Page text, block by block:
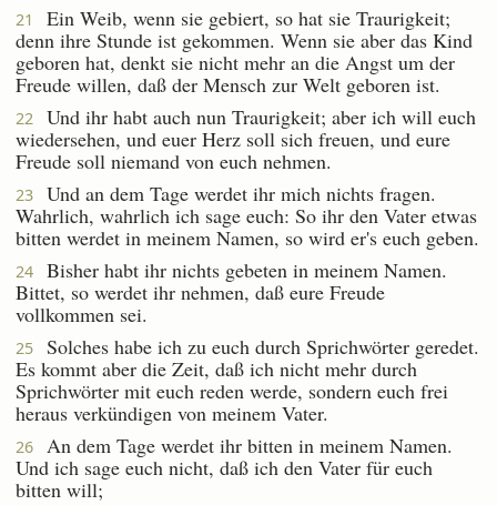
21
Ein Weib, wenn sie gebiert, so hat sie Traurigkeit;
denn ihre Stunde ist gekommen. Wenn sie aber das Kind
geboren hat, denkt sie nicht mehr an die Angst um der
Freude willen, daß der Mensch zur Welt geboren ist.
22
Und ihr habt auch nun Traurigkeit; aber ich will euch
wiedersehen, und euer Herz soll sich freuen, und eure
Freude soll niemand von euch nehmen.
23
Und an dem Tage werdet ihr mich nichts fragen.
Wahrlich, wahrlich ich sage euch: So ihr den Vater etwas
bitten werdet in meinem Namen, so wird er's euch geben.
24
Bisher habt ihr nichts gebeten in meinem Namen.
Bittet, so werdet ihr nehmen, daß eure Freude
vollkommen sei.
25
Solches habe ich zu euch durch Sprichwörter geredet.
Es kommt aber die Zeit, daß ich nicht mehr durch
Sprichwörter mit euch reden werde, sondern euch frei
heraus verkündigen von meinem Vater.
26
An dem Tage werdet ihr bitten in meinem Namen.
Und ich sage euch nicht, daß ich den Vater für euch
bitten will;